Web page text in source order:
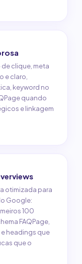
clique, meta
e claro,
keyword no
quando
e linkagem
otimizada para
Google:
100
FAQPage,
headings que
que o